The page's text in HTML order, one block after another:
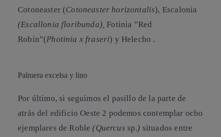
Cotoneaster(Cotoneaster horizontalis), Escalonia
(Escallonia floribunda),Fotinia ”Red
Robin”(Photinia x fraseri) y Helecho .
Palmera excelsa y lino
Por último, si seguimos el pasillo de la parte de
atrás del edificio Oeste 2 podemos contemplar ocho
ejemplares deRoble (Quercus sp.) situados entre